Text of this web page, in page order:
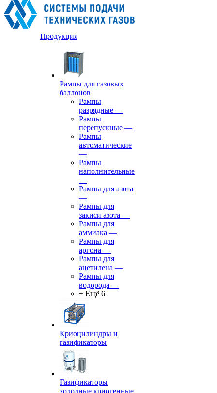
Продукция
Рампы для газовых
баллонов
Рампы
разрядные —
Рампы
перепускные —
Рампы
автоматические
—
Рампы
наполнительные
—
Рампы для азота
—
Рампы для
закиси азота —
Рампы для
аммиака —
Рампы для
аргона —
Рампы для
ацетилена —
Рампы для
водорода —
+ Ещё 6
Криоцилиндры и
газификаторы
Газификаторы
холодные криогенные